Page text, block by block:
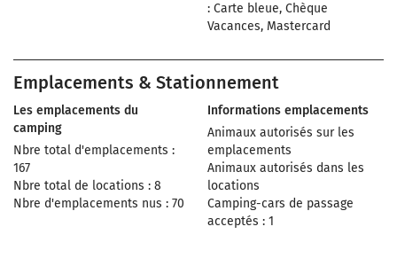
: Carte bleue, Chèque
Vacances, Mastercard
Emplacements & Stationnement
Les emplacements du
camping
Nbre total d'emplacements :
167
Nbre total de locations : 8
Nbre d'emplacements nus : 70
Informations emplacements
Animaux autorisés sur les
emplacements
Animaux autorisés dans les
locations
Camping-cars de passage
acceptés : 1